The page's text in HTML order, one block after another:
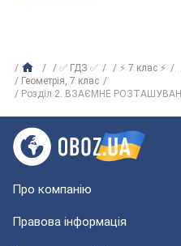
✅ ГДЗ ✅ ⚡ 7 клас ⚡
Геометрiя, 7 клас
Розділ 2. ВЗАЄМНЕ
Про компанію
Правова інформація